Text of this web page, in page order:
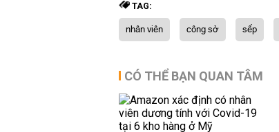
TAG:
nhân viên công sở sếp
CÓ THỂ BẠN QUAN TÂM